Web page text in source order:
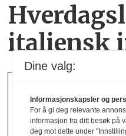
italiensk
Dine valg:
Informasjonskapsler og
For å gi deg relevante
informasjon fra ditt besøk på
deg mot dette under